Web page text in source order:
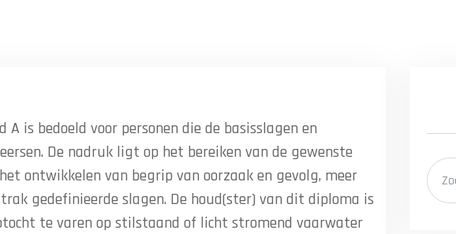
is bedoeld voor personen die de basisslagen en
De nadruk ligt op het bereiken van de gewenste
ontwikkelen van begrip van oorzaak en gevolg, meer
gedefinieerde slagen. De houd(ster) van dit diploma is
te varen op stilstaand of licht stromend vaarwater